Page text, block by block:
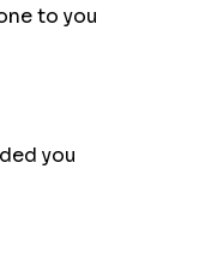
to you
you